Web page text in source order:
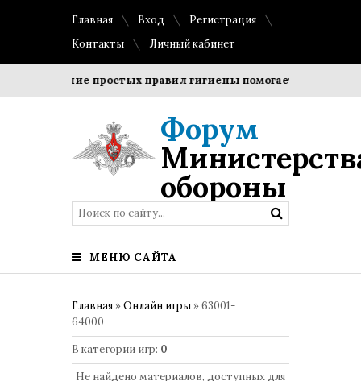
Главная Вход
Регистрация
Контакты
Личный кабинет
простых правил гигиены помогает сохранить
Форум
обороны
МЕНЮ САЙТА
Главная »Онлайн игры » 63001-
64000
В категории игр: 0
Не найдено материалов, доступных для